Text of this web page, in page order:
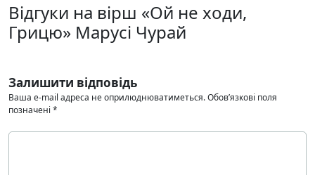
Відгуки на вірш «Ой не ходи,
Грицю» Марусі Чурай
Залишити відповідь
Ваша e-mail адреса не оприлюднюватиметься.Обов’язкові поля
позначені *